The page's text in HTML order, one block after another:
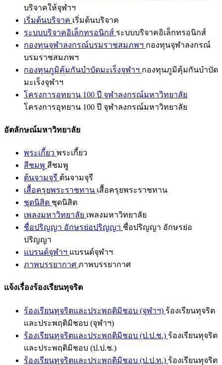
บริจาคให้จุฬาฯ
เริ่มต้นบริจาค เริ่มต้นบริจาค
ระบบบริจาคอิเล็กทรอนิกส์ ระบบบริจาคอิเล็กทรอนิกส์
กองทุนจุฬาลงกรณ์บรมราชสมภพฯ กองทุนจุฬาลงกรณ์
บรมราชสมภพฯ
กองทุนภูมิคุ้มกันบำบัดมะเร็งจุฬาฯ กองทุนภูมิคุ้มกันบำบัด
มะเร็งจุฬาฯ
โครงการอุทยาน 100 ปี จุฬาลงกรณ์มหาวิทยาลัย
โครงการอุทยาน 100 ปี จุฬาลงกรณ์มหาวิทยาลัย
อัตลักษณ์มหาวิทยาลัย
พระเกี้ยว พระเกี้ยว
สีชมพู สีชมพู
ต้นจามจุรี ต้นจามจุรี
เสื้อครุยพระราชทาน เสื้อครุยพระราชทาน
ชุดนิสิต ชุดนิสิต
เพลงมหาวิทยาลัย เพลงมหาวิทยาลัย
ชื่อปริญญา อักษรย่อปริญญา ชื่อปริญญา อักษรย่อ
ปริญญา
แบรนด์จุฬาฯ แบรนด์จุฬาฯ
ภาพบรรยากาศ ภาพบรรยากาศ
แจ้งเรื่องร้องเรียนทุจริต
ร้องเรียนทุจริตและประพฤติมิชอบ (จุฬาฯ) ร้องเรียนทุจริต
และประพฤติมิชอบ (จุฬาฯ)
ร้องเรียนทุจริตและประพฤติมิชอบ (ป.ป.ช.) ร้องเรียนทุจริต
และประพฤติมิชอบ (ป.ป.ช.)
ร้องเรียนทุจริตและประพฤติมิชอบ (ป.ป.ท.) ร้องเรียนทุจริต